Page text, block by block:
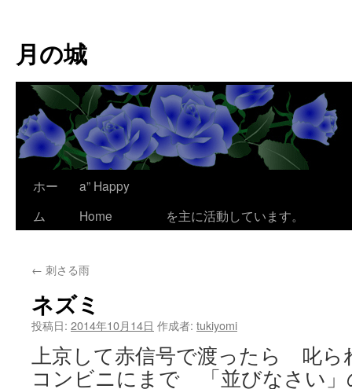
ン
キ
ッ
プ
月の城
ホー
ム
a” Happy
Home
を主に活動しています。
← 刺さる雨
ネズミ
投稿日: 2014年10月14日 作成者: tukiyomi
上京して赤信号で渡ったら 叱ら
コンビニにまで 「並びなさい」